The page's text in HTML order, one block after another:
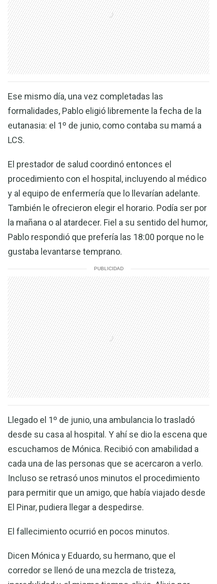
Ese mismo día, una vez completadas las
formalidades, Pablo eligió libremente la fecha de la
eutanasia: el 1º de junio, como contaba su mamá a
LCS.
El prestador de salud coordinó entonces el
procedimiento con el hospital, incluyendo al médico
y al equipo de enfermería que lo llevarían adelante.
También le ofrecieron elegir el horario. Podía ser por
la mañana o al atardecer. Fiel a su sentido del humor,
Pablo respondió que prefería las 18:00 porque no le
gustaba levantarse temprano.
PUBLICIDAD
Llegado el 1º de junio, una ambulancia lo trasladó
desde su casa al hospital. Y ahí se dio la escena que
escuchamos de Mónica. Recibió con amabilidad a
cada una de las personas que se acercaron a verlo.
Incluso se retrasó unos minutos el procedimiento
para permitir que un amigo, que había viajado desde
El Pinar, pudiera llegar a despedirse.
El fallecimiento ocurrió en pocos minutos.
Dicen Mónica y Eduardo, su hermano, que el
corredor se llenó de una mezcla de tristeza,